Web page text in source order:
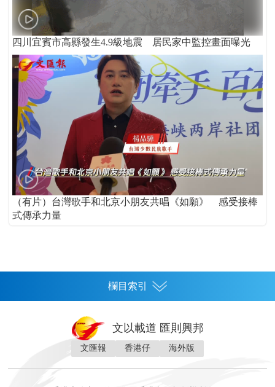
四川宜賓市高縣發生4.9級地震 居民家中監控畫面曝光
（有片）台灣歌手和北京小朋友共唱《如願》 感受接棒
式傳承力量
欄目索引
灣區人
文以載道 匯則興邦
文匯報 香港仔 海外版